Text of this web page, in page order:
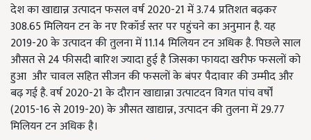
देश का खाद्यान्न उत्पादन फसल वर्ष 2020-21 में 3.74 प्रतिशत बढ़कर
308.65 मिलियन टन के नए रिकॉर्ड स्तर पर पहुंचने का अनुमान है. यह
2019-20 के उत्पादन की तुलना में 11.14 मिलियन टन अधिक है. पिछले साल
औसत से 24 फीसदी बारिश ज्यादा हुई है जिसका फायदा खरीफ फसलों को
हुआ और चावल सहित सीजन की फसलों के बंपर पैदावार की उम्मीद और
बढ़ गई है. वर्ष 2020-21 के दौरान खाद्यान्ना उत्पाटदन विगत पांच वर्षों
(2015-16 से 2019-20) के औसत खाद्यान्न, उत्पादन की तुलना में 29.77
मिलियन टन अधिक है।